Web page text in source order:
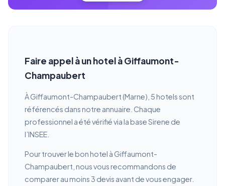
Faire appel à un hotel à Giffaumont-
Champaubert
À Giffaumont-Champaubert (Marne), 5 hotels sont
référencés dans notre annuaire. Chaque
professionnel a été vérifié via la base Sirene de
l’INSEE.
Pour trouver le bon hotel à Giffaumont-
Champaubert, nous vous recommandons de
comparer au moins 3 devis avant de vous engager.